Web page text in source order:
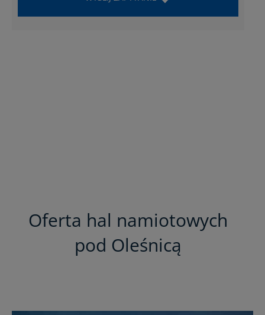
Oferta hal namiotowych
pod Oleśnicą